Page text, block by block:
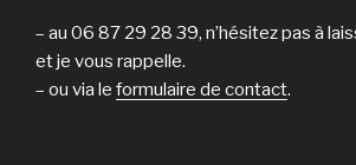
– au 06 87 29 28 39, n’hésitez pas à
et je vous rappelle.
– ou via le formulaire de contact.